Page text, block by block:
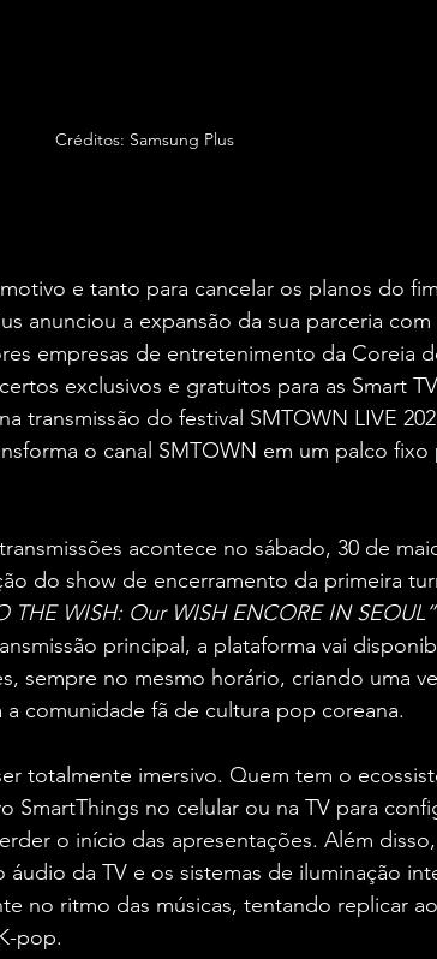
Créditos: Samsung Plus
e tanto para cancelar os planos do
anunciou a expansão da sua parceria com
empresas de entretenimento da Coreia
exclusivos e gratuitos para as Smart
transmissão do festival SMTOWN LIVE
o canal SMTOWN em um palco fixo
acontece no sábado, 30 de
do show de encerramento da primeira
THE WISH: Our WISH ENCORE IN SEOUL”
principal, a plataforma vai
sempre no mesmo horário, criando uma
comunidade fã de cultura pop coreana.
totalmente imersivo. Quem tem o
SmartThings no celular ou na TV para
o início das apresentações. Além
da TV e os sistemas de iluminação
no ritmo das músicas, tentando replicar
pop.